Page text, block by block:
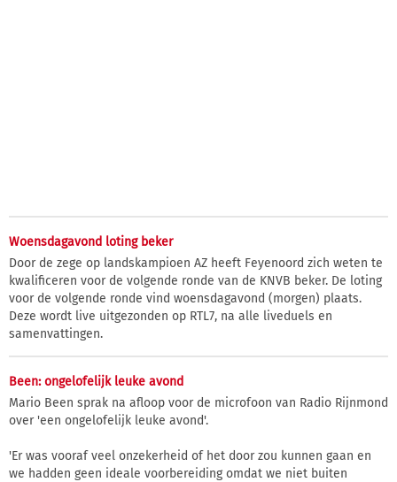
Woensdagavond loting beker
Door de zege op landskampioen AZ heeft Feyenoord zich weten te
kwalificeren voor de volgende ronde van de KNVB beker. De loting
voor de volgende ronde vind woensdagavond (morgen) plaats.
Deze wordt live uitgezonden op RTL7, na alle liveduels en
samenvattingen.
Been: ongelofelijk leuke avond
Mario Been sprak na afloop voor de microfoon van Radio Rijnmond
over 'een ongelofelijk leuke avond'.
'Er was vooraf veel onzekerheid of het door zou kunnen gaan en
we hadden geen ideale voorbereiding omdat we niet buiten